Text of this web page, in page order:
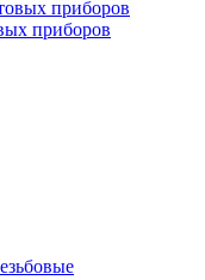
приборов